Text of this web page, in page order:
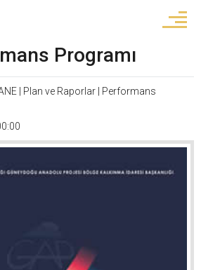
Programı
Plan ve Raporlar
Performans